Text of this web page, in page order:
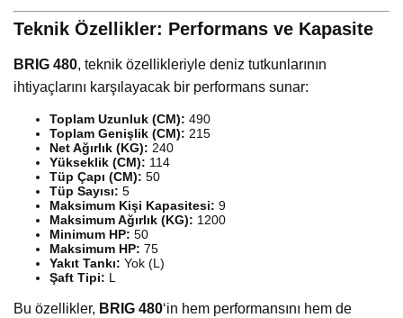
Teknik Özellikler: Performans ve Kapasite
BRIG 480, teknik özellikleriyle deniz tutkunlarının
ihtiyaçlarını karşılayacak bir performans sunar:
Toplam Uzunluk (CM): 490
Toplam Genişlik (CM): 215
Net Ağırlık (KG): 240
Yükseklik (CM): 114
Tüp Çapı (CM): 50
Tüp Sayısı: 5
Maksimum Kişi Kapasitesi: 9
Maksimum Ağırlık (KG): 1200
Minimum HP: 50
Maksimum HP: 75
Yakıt Tankı: Yok (L)
Şaft Tipi: L
Bu özellikler, BRIG 480‘in hem performansını hem de